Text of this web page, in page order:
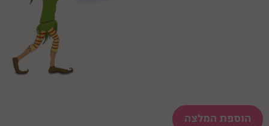
הוספת המלצה